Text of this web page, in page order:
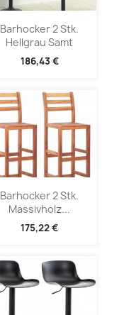
Barhocker 2 Stk.
Hellgrau Samt
186,43 €
Barhocker 2 Stk.
Massivholz...
175,22 €